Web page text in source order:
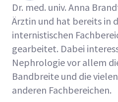
Dr. med. univ. Anna
Ärztin und hat bereits in
internistischen
gearbeitet. Dabei
Nephrologie vor allem
Bandbreite und die
anderen Fachbereichen.